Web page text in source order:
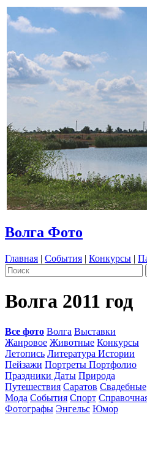
Волга Фото
Главная | События | Конкурсы |
Волга 2011 год
Все фото Волга Выставки
Жанровое Животные Конкурсы
Летопись Литература Истории
Пейзажи Портреты Портфолио
Праздники Даты Природа
Путешествия Саратов Свадебные
Мода События Спорт
Фотографы Энгельс Юмор